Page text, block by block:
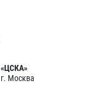
«ЦСКА»
г. Москва